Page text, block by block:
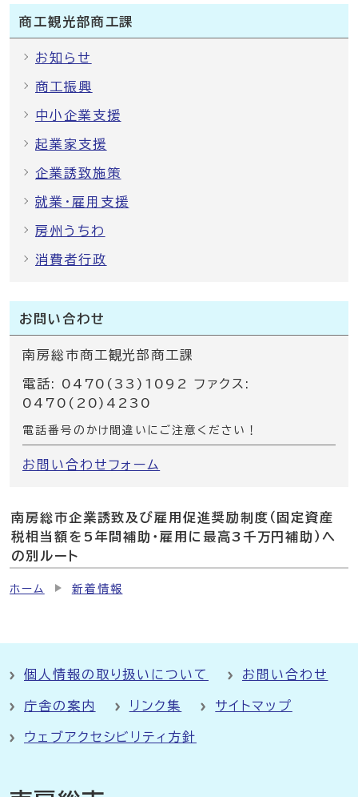
商工観光部商工課
お知らせ
商工振興
中小企業支援
起業家支援
企業誘致施策
就業・雇用支援
房州うちわ
消費者行政
お問い合わせ
南房総市商工観光部商工課
電話: 0470(33)1092 ファクス:
0470(20)4230
電話番号のかけ間違いにご注意ください！
お問い合わせフォーム
南房総市企業誘致及び雇用促進奨励制度（固定資産
税相当額を5年間補助・雇用に最高3千万円補助）へ
の別ルート
ホーム 新着情報
個人情報の取り扱いについて お問い合わせ
庁舎の案内 リンク集 サイトマップ
ウェブアクセシビリティ方針